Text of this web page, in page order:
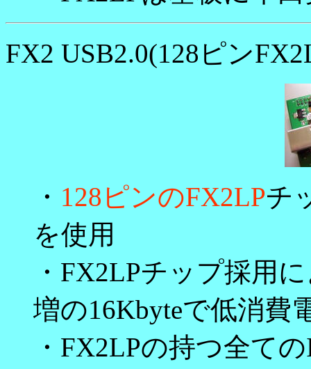
FX2 USB2.0(128ピン
・ 128ピンのFX2LPチ
を使用
・FX2LPチップ採用
増の16Kbyteで低消費
・FX2LPの持つ全て